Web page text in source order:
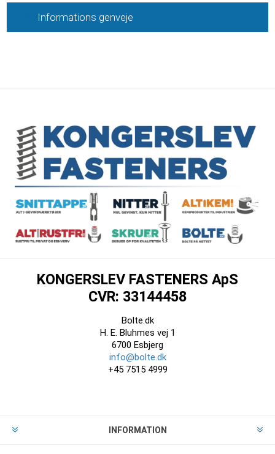
Informations genveje
KONGERSLEV FASTENERS ApS
CVR: 33144458
Bolte.dk
H. E. Bluhmes vej 1
6700 Esbjerg
info@bolte.dk
+45 7515 4999
INFORMATION